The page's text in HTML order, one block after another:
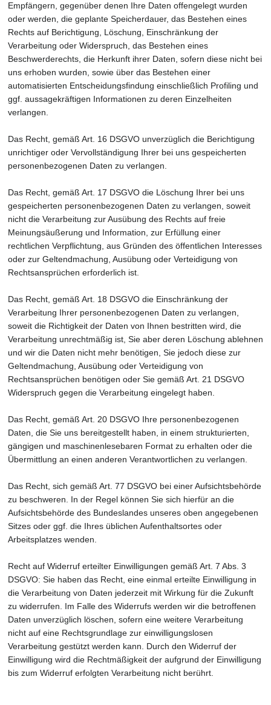
Empfängern, gegenüber denen Ihre Daten offengelegt wurden
oder werden, die geplante Speicherdauer, das Bestehen eines
Rechts auf Berichtigung, Löschung, Einschränkung der
Verarbeitung oder Widerspruch, das Bestehen eines
Beschwerderechts, die Herkunft ihrer Daten, sofern diese nicht bei
uns erhoben wurden, sowie über das Bestehen einer
automatisierten Entscheidungsfindung einschließlich Profiling und
ggf. aussagekräftigen Informationen zu deren Einzelheiten
verlangen.
Das Recht, gemäß Art. 16 DSGVO unverzüglich die Berichtigung
unrichtiger oder Vervollständigung Ihrer bei uns gespeicherten
personenbezogenen Daten zu verlangen.
Das Recht, gemäß Art. 17 DSGVO die Löschung Ihrer bei uns
gespeicherten personenbezogenen Daten zu verlangen, soweit
nicht die Verarbeitung zur Ausübung des Rechts auf freie
Meinungsäußerung und Information, zur Erfüllung einer
rechtlichen Verpflichtung, aus Gründen des öffentlichen Interesses
oder zur Geltendmachung, Ausübung oder Verteidigung von
Rechtsansprüchen erforderlich ist.
Das Recht, gemäß Art. 18 DSGVO die Einschränkung der
Verarbeitung Ihrer personenbezogenen Daten zu verlangen,
soweit die Richtigkeit der Daten von Ihnen bestritten wird, die
Verarbeitung unrechtmäßig ist, Sie aber deren Löschung ablehnen
und wir die Daten nicht mehr benötigen, Sie jedoch diese zur
Geltendmachung, Ausübung oder Verteidigung von
Rechtsansprüchen benötigen oder Sie gemäß Art. 21 DSGVO
Widerspruch gegen die Verarbeitung eingelegt haben.
Das Recht, gemäß Art. 20 DSGVO Ihre personenbezogenen
Daten, die Sie uns bereitgestellt haben, in einem strukturierten,
gängigen und maschinenlesebaren Format zu erhalten oder die
Übermittlung an einen anderen Verantwortlichen zu verlangen.
Das Recht, sich gemäß Art. 77 DSGVO bei einer Aufsichtsbehörde
zu beschweren. In der Regel können Sie sich hierfür an die
Aufsichtsbehörde des Bundeslandes unseres oben angegebenen
Sitzes oder ggf. die Ihres üblichen Aufenthaltsortes oder
Arbeitsplatzes wenden.
Recht auf Widerruf erteilter Einwilligungen gemäß Art. 7 Abs. 3
DSGVO: Sie haben das Recht, eine einmal erteilte Einwilligung in
die Verarbeitung von Daten jederzeit mit Wirkung für die Zukunft
zu widerrufen. Im Falle des Widerrufs werden wir die betroffenen
Daten unverzüglich löschen, sofern eine weitere Verarbeitung
nicht auf eine Rechtsgrundlage zur einwilligungslosen
Verarbeitung gestützt werden kann. Durch den Widerruf der
Einwilligung wird die Rechtmäßigkeit der aufgrund der Einwilligung
bis zum Widerruf erfolgten Verarbeitung nicht berührt.